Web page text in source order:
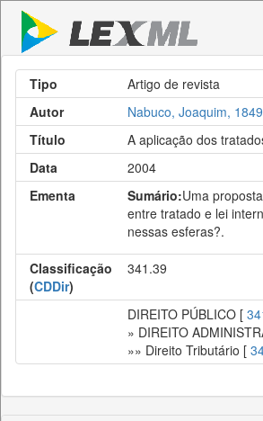
Tipo
Artigo de revista
Autor
Nabuco, Joaquim, 1849
Título
A aplicação dos
Data
2004
Ementa
Sumário:Uma
entre tratado e lei
nessas esferas?.
Classificação
(CDDir)
341.39
DIREITO PÚBLICO [
» DIREITO
»» Direito Tributário [